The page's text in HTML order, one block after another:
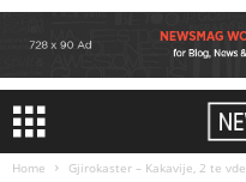
Home Gjirokaster – Kakavije, 2 te